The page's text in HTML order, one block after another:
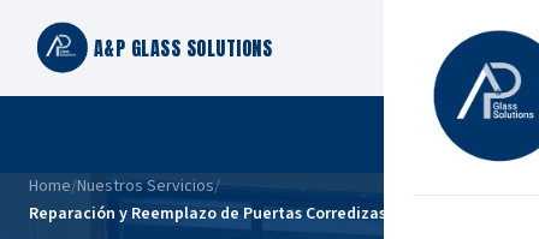
A&P GLASS SOLUTIONS
Home/Nuestros Servicios/
Reparación y Reemplazo de Puertas Corredizas de Vidrio